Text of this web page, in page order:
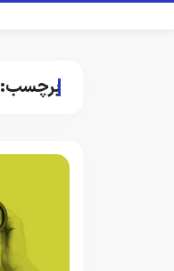
برچسب: